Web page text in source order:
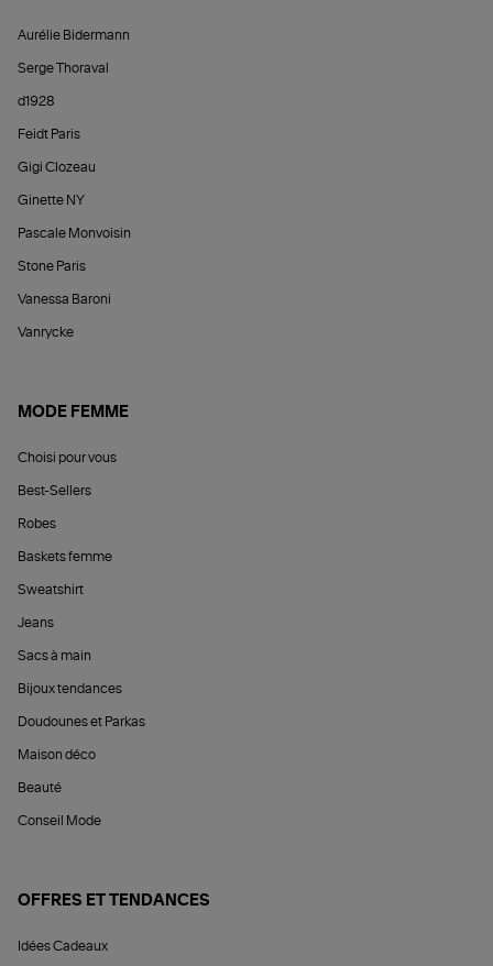
Aurélie Bidermann
Serge Thoraval
d1928
Feidt Paris
Gigi Clozeau
Ginette NY
Pascale Monvoisin
Stone Paris
Vanessa Baroni
Vanrycke
MODE FEMME
Choisi pour vous
Best-Sellers
Robes
Baskets femme
Sweatshirt
Jeans
Sacs à main
Bijoux tendances
Doudounes et Parkas
Maison déco
Beauté
Conseil Mode
OFFRES ET TENDANCES
Idées Cadeaux